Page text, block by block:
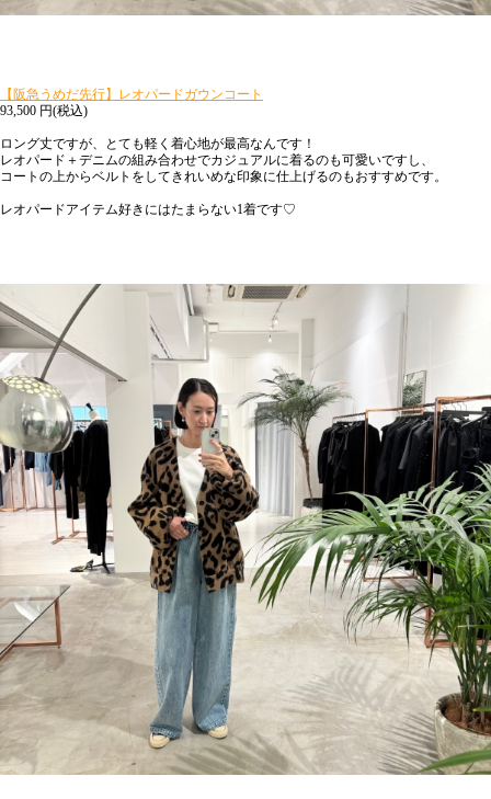
【阪急うめだ先行】レオパードガウンコート
93,500 円(税込)
ロング丈ですが、とても軽く着心地が最高なんです！
レオパード＋デニムの組み合わせでカジュアルに着るのも可愛いですし、
コートの上からベルトをしてきれいめな印象に仕上げるのもおすすめです。
レオパードアイテム好きにはたまらない1着です♡